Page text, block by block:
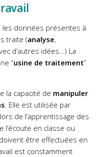
les données présentes à
traite (analyse,
d’autres idées…) La
“usine de traitement”
la capacité de manipuler
. Elle est utilisée par
de l’apprentissage des
l’écoute en classe ou
être effectuées en
est constamment